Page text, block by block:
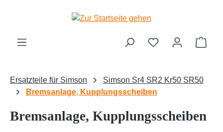
Zum Hauptinhalt springen
Ersatzteile für Simson
Simson Sr4 SR2 Kr50 SR50
Bremsanlage, Kupplungsscheiben
Bremsanlage, Kupplungsscheiben